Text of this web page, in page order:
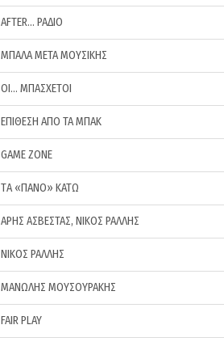
AFTER… ΡΑΔΙΟ
ΜΠΑΛΑ ΜΕΤΑ ΜΟΥΣΙΚΗΣ
ΟΙ… ΜΠΑΣΧΕΤΟΙ
ΕΠΙΘΕΣΗ ΑΠΟ ΤΑ ΜΠΑΚ
GAME ZONE
ΤA «ΠΑΝΟ» ΚΑΤΩ
ΑΡΗΣ ΑΣΒΕΣΤΑΣ, ΝΙΚΟΣ ΡΑΛΛΗΣ
ΝΙΚΟΣ ΡΑΛΛΗΣ
ΜΑΝΩΛΗΣ ΜΟΥΣΟΥΡΑΚΗΣ
FAIR PLAY